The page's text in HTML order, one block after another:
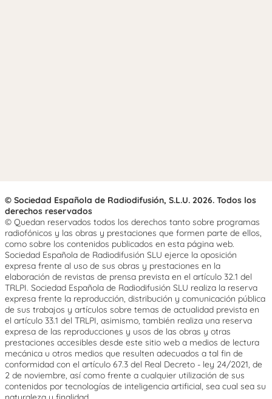
© Sociedad Española de Radiodifusión, S.L.U. 2026. Todos los
derechos reservados
© Quedan reservados todos los derechos tanto sobre programas
radiofónicos y las obras y prestaciones que formen parte de ellos,
como sobre los contenidos publicados en esta página web.
Sociedad Española de Radiodifusión SLU ejerce la oposición
expresa frente al uso de sus obras y prestaciones en la
elaboración de revistas de prensa prevista en el artículo 32.1 del
TRLPI. Sociedad Española de Radiodifusión SLU realiza la reserva
expresa frente la reproducción, distribución y comunicación pública
de sus trabajos y artículos sobre temas de actualidad prevista en
el artículo 33.1 del TRLPI, asimismo, también realiza una reserva
expresa de las reproducciones y usos de las obras y otras
prestaciones accesibles desde este sitio web a medios de lectura
mecánica u otros medios que resulten adecuados a tal fin de
conformidad con el artículo 67.3 del Real Decreto - ley 24/2021, de
2 de noviembre, así como frente a cualquier utilización de sus
contenidos por tecnologías de inteligencia artificial, sea cual sea su